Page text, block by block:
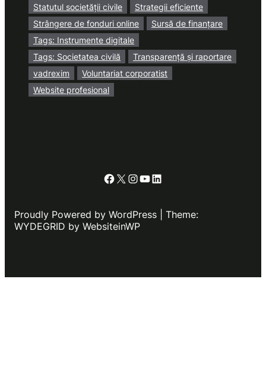
Statutul societății civile
Strategii eficiente
Strângere de fonduri online
Sursă de finanțare
Tags: Instrumente digitale
Tags: Societatea civilă
Transparență și raportare
vadrexim
Voluntariat corporatist
Website profesional
Facebook
X Instagram
YouTube
LinkedIn
Proudly Powered by WordPress | Theme:
WYDEGRID by WebsiteinWP